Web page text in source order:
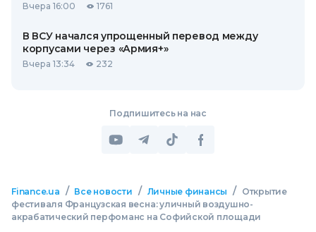
Вчера 16:00 1761
В ВСУ начался упрощенный перевод между
корпусами через «Армия+»
Вчера 13:34 232
Подпишитесь на нас
Finance.ua / Все новости / Личные финансы /
Открытие
фестиваля Французская весна: уличный воздушно-
акрабатический перфоманс на Cофийской площади